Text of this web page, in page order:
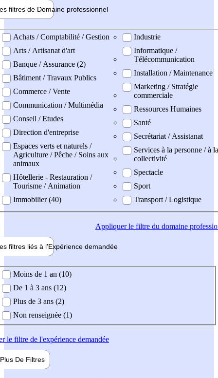
filtres de Domaine professionnel
professionel
Achats / Comptabilité / Gestion
Arts / Artisanat d'art
Banque / Assurance (2)
Bâtiment / Travaux Publics
Commerce / Vente
Communication / Multimédia
Conseil / Etudes
Direction d'entreprise
Espaces verts et naturels /
Agriculture / Pêche / Soins aux
animaux
Hôtellerie - Restauration /
Tourisme / Animation
Immobilier (40)
Industrie
Informatique /
Télécommunication
Installation / Maintenance
Marketing / Stratégie
commerciale
Ressources Humaines
Santé
Secrétariat / Assistanat
Services à la personne / à la
collectivité
Spectacle
Sport
Transport / Logistique
Appliquerle filtre du domaine
filtres liés à l'Expérience demandée
demandée
Moins de 1 an (10)
De 1 à 3 ans (12)
Plus de 3 ans (2)
Non renseignée (1)
le filtre de l'expérience demandée
Plus De Filtres